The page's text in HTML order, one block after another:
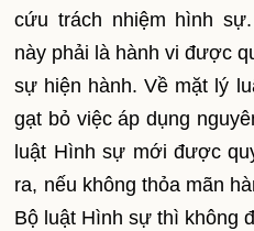
cứu trách nhiệm hình
này phải là hành vi được
sự hiện hành. Về mặt lý
gạt bỏ việc áp dụng
luật Hình sự mới được
ra, nếu không thỏa mãn
Bộ luật Hình sự thì không